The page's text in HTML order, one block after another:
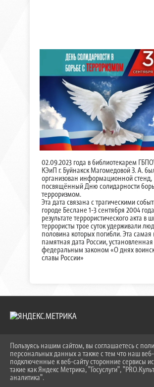
02.09.2023 года в библиотекарем
КЭиП г. Буйнакск Магомедовой З. А.
организован информационной стенд,
посвящённый Дню солидарности
терроризмом.
Эта дата связана с трагическими
городе Беслане 1-3 сентября 2004
результате террористического акта в
террористы трое суток удерживали
половина которых погибли. Эта самая
памятная дата России, установленная
федеральным законом «О днях
славы России»
2026 Г. KEIPBK.RU
ВХОД
КАРТА САЙТА
ПОЛИТИКА ОБРАБОТКИ
Пользуясь нашим сайтом, вы соглашаетесь с
персональных данных а также с тем что наш веб-
подключенные к веб-сайту сторонние сервисы
такие как Яндекс Метрика, "Госуслуги",
аналитика".